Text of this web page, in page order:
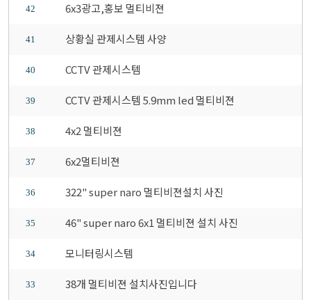
42 6x3광고,홍보 멀티비젼
41 상황실 관제시스템 사양
40 CCTV 관제시스템
39 CCTV 관제시스템 5.9mm led 멀티비젼
38 4x2 멀티비젼
37 6x2멀티비젼
36 322" super naro 멀티비젼설치 사진
35 46" super naro 6x1 멀티비젼 설치 사진
34 모니터링시스템
33 38개 멀티비젼 설치사진입니다